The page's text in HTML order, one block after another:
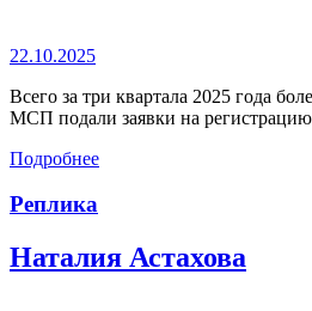
22.10.2025
Всего за три квартала 2025 года
МСП подали заявки на
Подробнее
Реплика
Наталия Астахова